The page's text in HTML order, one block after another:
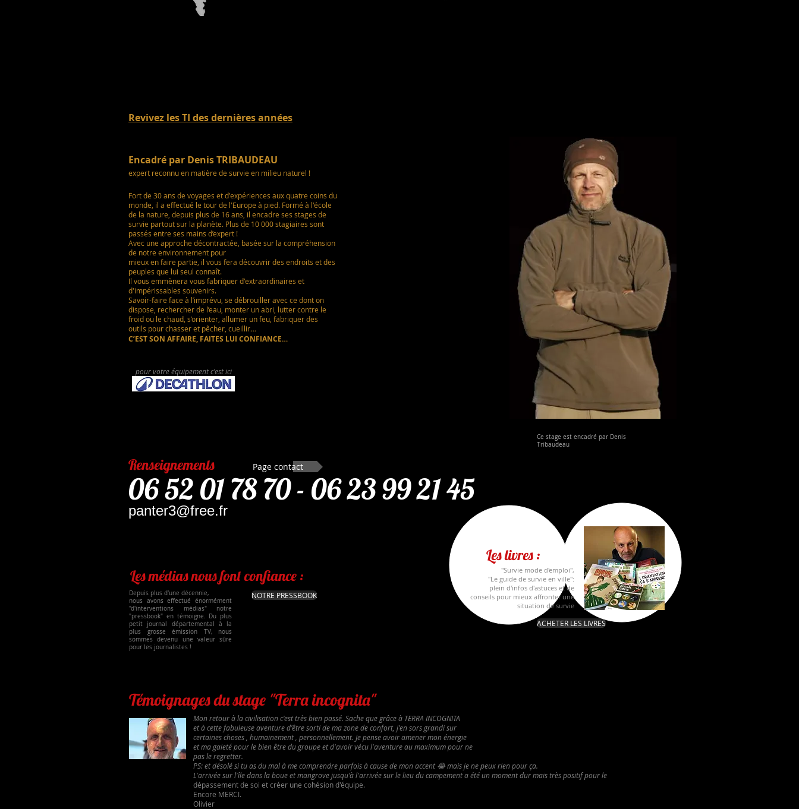
Revivez les TI des dernières années
Encadré par Denis TRIBAUDEAU
expert reconnu en matière de survie en milieu naturel !
Fort de 30 ans de voyages et d'expériences aux quatre coins du
monde, il a effectué le tour de l'Europe à pied. Formé à l'école
de la nature, depuis plus de 16 ans, il encadre ses stages de
survie partout sur la planète. Plus de 10 000 stagiaires sont
passés entre ses mains d’expert !
Avec une approche décontractée, basée sur la compréhension
de notre environnement pour
mieux en faire partie, il vous fera découvrir des endroits et des
peuples que lui seul connaît.
Il vous emmènera vous fabriquer d'extraordinaires et
d'impérissables souvenirs.
Savoir-faire face à l’imprévu, se débrouiller avec ce dont on
dispose, rechercher de l’eau, monter un abri, lutter contre le
froidou le chaud, s’orienter, allumer un feu, fabriquer des
outils pour chasser et pêcher, cueillir…
C’EST SON AFFAIRE, FAITES LUI CONFIANCE…
pour votre équipement c'est ici
Ce stage est encadré par Denis
Tribaudeau
Page contact
Renseignements
06 52 01 78 70​​ - 06 23 99 21 45
panter3@free.fr
Les livres :
"Survie mode d'emploi",
"Le guide de survie en ville":
plein d'infos d'astuces et de
conseils pour mieux affronter une
situation de survie
ACHETER LES LIVRES
Les médias nous font confiance :
Depuis plus d'une décennie,
nous avons effectué énormément
"d'interventions médias" notre
"pressbook" en témoigne. Du plus
petit journal départemental à la
plus grosse émission TV, nous
sommes devenu une valeur sûre
pour les journalistes !
NOTRE PRESSBOOK
Témoignages du stage "Terra incognita"
Mon retour à la civilisation c'est très bien passé. Sache que grâce à TERRA INCOGNITA
et à cette fabuleuse aventure d'être sorti de ma zone de confort, j'en sors grandi sur
certaines choses , humainement , personnellement. Je pense avoir amener mon énergie
et ma gaieté pour le bien être du groupe et d'avoir vécu l'aventure au maximum pour ne
pas le regretter.
PS: et désolé si tu as du mal à me comprendre parfois à cause de mon accent 😂 mais je ne peux rien pour ça.
L'arrivée sur l'île dans la boue et mangrove jusqu'à l'arrivée sur le lieu du campement a été un moment dur mais très positif pour le
dépassement de soi et créer une cohésion d'équipe.
Encore MERCI.
Olivier